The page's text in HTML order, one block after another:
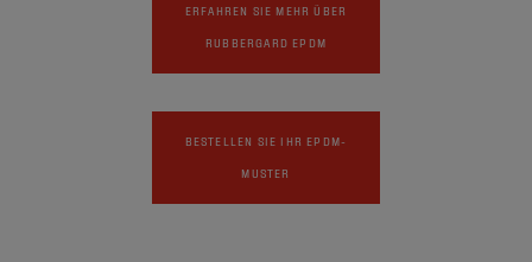
ERFAHREN SIE MEHR ÜBER
RUBBERGARD EPDM
BESTELLEN SIE IHR EPDM-
MUSTER